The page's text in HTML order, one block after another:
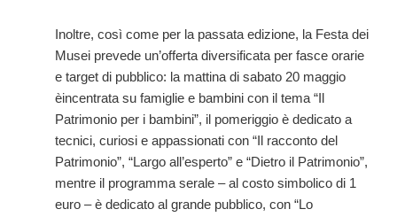
Inoltre, così come per la passata edizione, la Festa dei
Musei prevede un’offerta diversificata per fasce orarie
e target di pubblico: la mattina di sabato 20 maggio
èincentrata su famiglie e bambini con il tema “Il
Patrimonio per i bambini”, il pomeriggio è dedicato a
tecnici, curiosi e appassionati con “Il racconto del
Patrimonio”, “Largo all’esperto” e “Dietro il Patrimonio”,
mentre il programma serale – al costo simbolico di 1
euro – è dedicato al grande pubblico, con “Lo